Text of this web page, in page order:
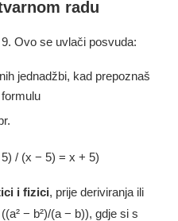
radu
Ovo se uvlači posvuda:
jednadžbi, kad prepoznaš
/ (x − 5) = x + 5)
i fizici, prije deriviranja ili
− b²)/(a − b)), gdje si s